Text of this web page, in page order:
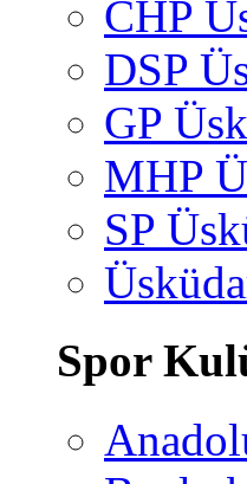
CHP
DSP
GP
MHP
SP
Spor